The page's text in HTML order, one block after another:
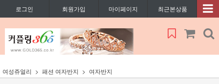
로그인 회원가입 마이페이지 최근본상품
여성쥬얼리 패션 여자반지 여자반지